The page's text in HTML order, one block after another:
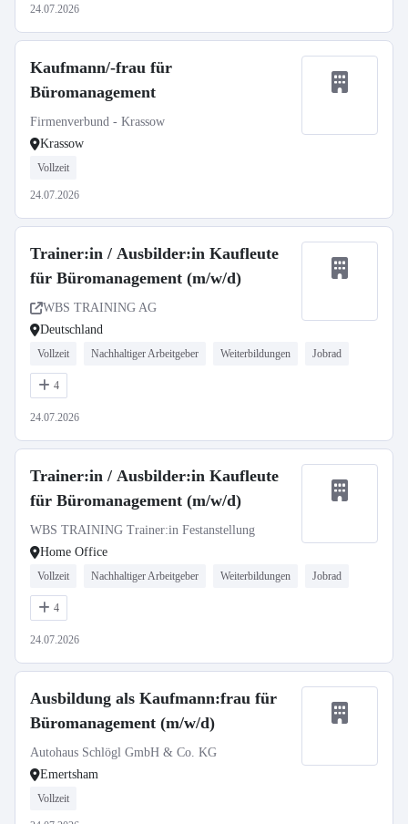
24.07.2026
Kaufmann/-frau für
Büromanagement
Firmenverbund - Krassow
Krassow
Vollzeit
24.07.2026
Trainer:in / Ausbilder:in Kaufleute
für Büromanagement (m/w/d)
WBS TRAINING AG
Deutschland
Vollzeit Nachhaltiger Arbeitgeber Weiterbildungen Jobrad
4
24.07.2026
Trainer:in / Ausbilder:in Kaufleute
für Büromanagement (m/w/d)
WBS TRAINING Trainer:in Festanstellung
Home Office
Vollzeit Nachhaltiger Arbeitgeber Weiterbildungen Jobrad
4
24.07.2026
Ausbildung als Kaufmann:frau für
Büromanagement (m/w/d)
Autohaus Schlögl GmbH & Co. KG
Emertsham
Vollzeit